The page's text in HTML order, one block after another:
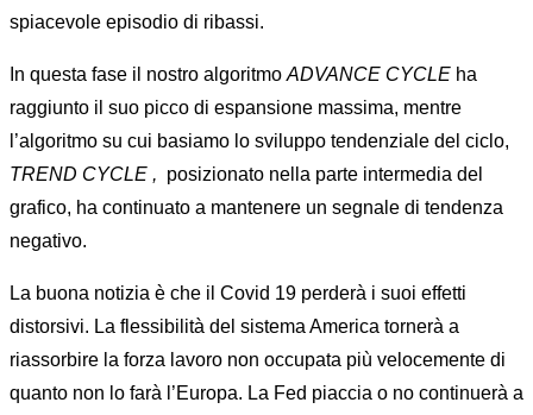
spiacevole episodio di ribassi.
In questa fase il nostro algoritmo ADVANCE CYCLE ha
raggiunto il suo picco di espansione massima, mentre
l’algoritmo su cui basiamo lo sviluppo tendenziale del ciclo,
TREND CYCLE , posizionato nella parte intermedia del
grafico, ha continuato a mantenere un segnale di tendenza
negativo.
La buona notizia è che il Covid 19 perderà i suoi effetti
distorsivi. La flessibilità del sistema America tornerà a
riassorbire la forza lavoro non occupata più velocemente di
quanto non lo farà l’Europa. La Fed piaccia o no continuerà a